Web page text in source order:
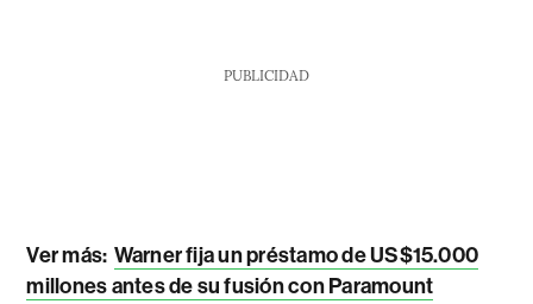
PUBLICIDAD
Ver más: Warner fija un préstamo de US$15.000
millones antes de su fusión con Paramount